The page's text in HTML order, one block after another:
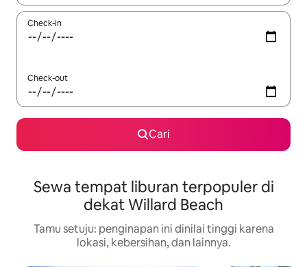
Check-in
Check-out
Cari
Sewa tempat liburan terpopuler di
dekat Willard Beach
Tamu setuju: penginapan ini dinilai tinggi karena
lokasi, kebersihan, dan lainnya.